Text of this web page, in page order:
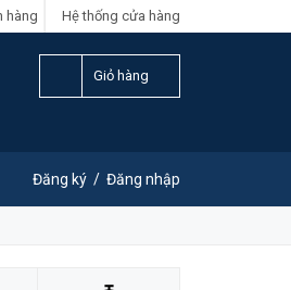
Hệ thống cửa hàng
hàng
Giỏ hàng
Đăng ký / Đăng nhập
HỆ ĐẶT HÀNG